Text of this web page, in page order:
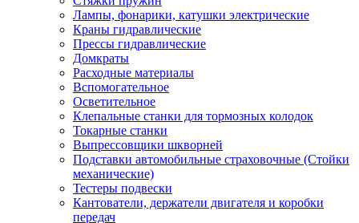
Лампы, фонарики, катушки электрические
Краны гидравлические
Прессы гидравлические
Домкраты
Расходные материалы
Вспомогательное
Осветительное
Клепальные станки для тормозных колодок
Токарные станки
Выпрессовщики шкворней
Подставки автомобильные страховочные (Стойки
механические)
Тестеры подвески
Кантователи, держатели двигателя и коробки
передач